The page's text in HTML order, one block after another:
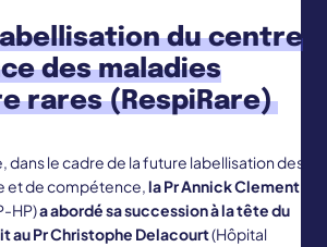
du centre
des maladies
rares (RespiRare)
dans le cadre de la future labellisation des
et de compétence,la Pr Annick Clement
HP)a abordé sa succession à la tête du
au Pr Christophe Delacourt(Hôpital